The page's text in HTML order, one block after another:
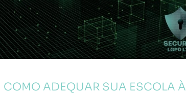
COMO ADEQUAR SUA ESCOLA À